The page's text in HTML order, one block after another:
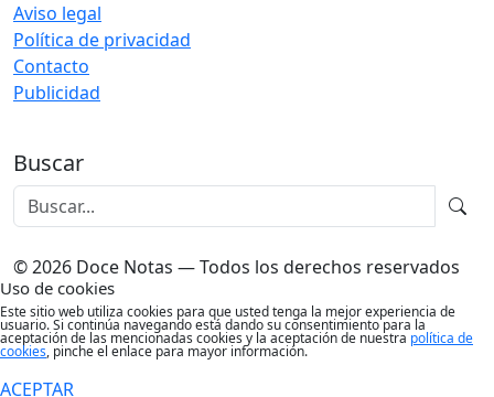
Aviso legal
Política de privacidad
Contacto
Publicidad
Buscar
© 2026 Doce Notas — Todos los derechos reservados
Uso de cookies
Este sitio web utiliza cookies para que usted tenga la mejor experiencia de
usuario. Si continúa navegando está dando su consentimiento para la
aceptación de las mencionadas cookies y la aceptación de nuestra política de
cookies, pinche el enlace para mayor información.
ACEPTAR